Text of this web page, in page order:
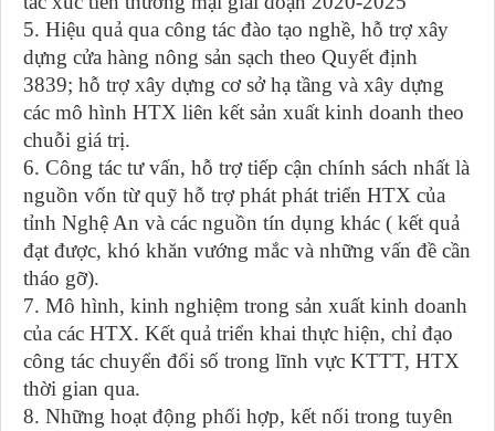
5. Hiệu quả qua công tác đào tạo nghề, hỗ trợ xây
dựng cửa hàng nông sản sạch theo Quyết định
3839; hỗ trợ xây dựng cơ sở hạ tầng và xây dựng
các mô hình HTX liên kết sản xuất kinh doanh theo
chuỗi giá trị.
6. Công tác tư vấn, hỗ trợtiếp cận chính sách nhất là
nguồn vốn từ quỹ hỗ trợ phát phát triển HTX của
tỉnh Nghệ An và các nguồn tín dụng khác ( kết quả
đạt được, khó khăn vướng mắc và những vấn đề cần
tháo gỡ).
7. Mô hình, kinh nghiệm trong sản xuất kinh doanh
của các HTX. Kết quả triển khai thực hiện, chỉ đạo
công tác chuyển đổi số trong lĩnh vực KTTT, HTX
thời gian qua.
8. Những hoạt động phối hợp, kết nối trong tuyên